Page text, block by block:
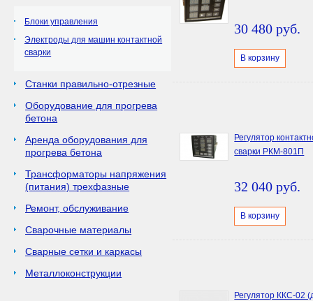
Блоки управления
Электроды для машин контактной
сварки
Станки правильно-отрезные
Оборудование для прогрева
бетона
Аренда оборудования для
прогрева бетона
Трансформаторы напряжения
(питания) трехфазные
Ремонт, обслуживание
Сварочные материалы
Сварные сетки и каркасы
Металлоконструкции
30 480 руб.
В корзину
Регулятор
сварки РКМ-801П
32 040 руб.
В корзину
Регулятор ККС-02